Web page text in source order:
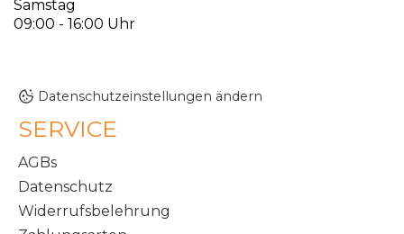
Samstag
09:00 - 16:00 Uhr
Datenschutzeinstellungen ändern
SERVICE
AGBs
Datenschutz
Widerrufsbelehrung